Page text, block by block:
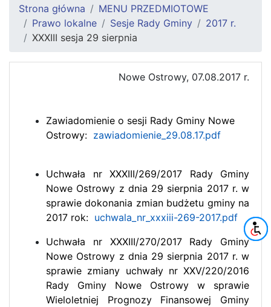
Strona główna
MENU PRZEDMIOTOWE
Prawo lokalne
Sesje Rady Gminy
2017 r.
XXXIII sesja 29 sierpnia
Nowe Ostrowy, 07.08.2017 r.
Zawiadomienie o sesji Rady Gminy Nowe
Ostrowy: zawiadomienie_29.08.17.pdf
Uchwała nr XXXIII/269/2017 Rady Gminy
Nowe Ostrowy z dnia 29 sierpnia 2017 r. w
sprawie dokonania zmian budżetu gminy na
2017 rok: uchwala_nr_xxxiii-269-2017.pdf
Uchwała nr XXXIII/270/2017 Rady Gminy
Nowe Ostrowy z dnia 29 sierpnia 2017 r. w
sprawie zmiany uchwały nr XXV/220/2016
Rady Gminy Nowe Ostrowy w sprawie
Wieloletniej Prognozy Finansowej Gminy